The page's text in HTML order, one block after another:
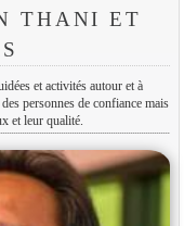
THANI ET
et activités autour et à
personnes de confiance mais
et leur qualité.